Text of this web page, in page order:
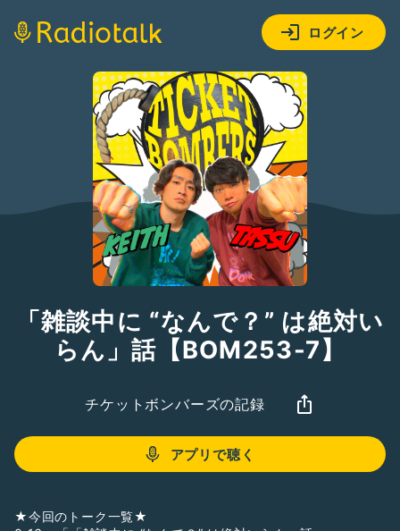
ログイン
「雑談中に “なんで？” は絶対い
らん」話【BOM253-7】
チケットボンバーズの記録
アプリで聴く
★今回のトーク一覧★